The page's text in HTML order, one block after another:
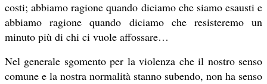
costi; abbiamo ragione quando diciamo che siamo esausti e
abbiamo ragione quando diciamo che resisteremo un
minuto più di chi ci vuole affossare…
Nel generale sgomento per la violenza che il nostro senso
comune e la nostra normalità stanno subendo, non ha senso